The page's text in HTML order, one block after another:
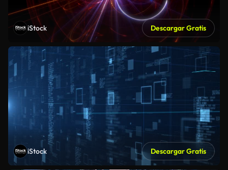
iStock Descargar Gratis
iStock Descargar Gratis